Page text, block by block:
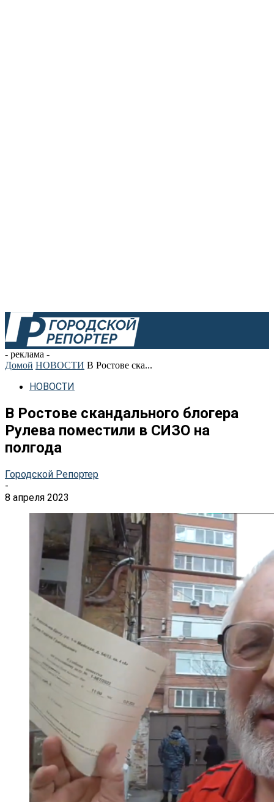
- реклама -
Домой НОВОСТИ В Ростове ска...
НОВОСТИ
В Ростове скандального блогера
Рулева поместили в СИЗО на
полгода
Городской Репортер
-
8 апреля 2023